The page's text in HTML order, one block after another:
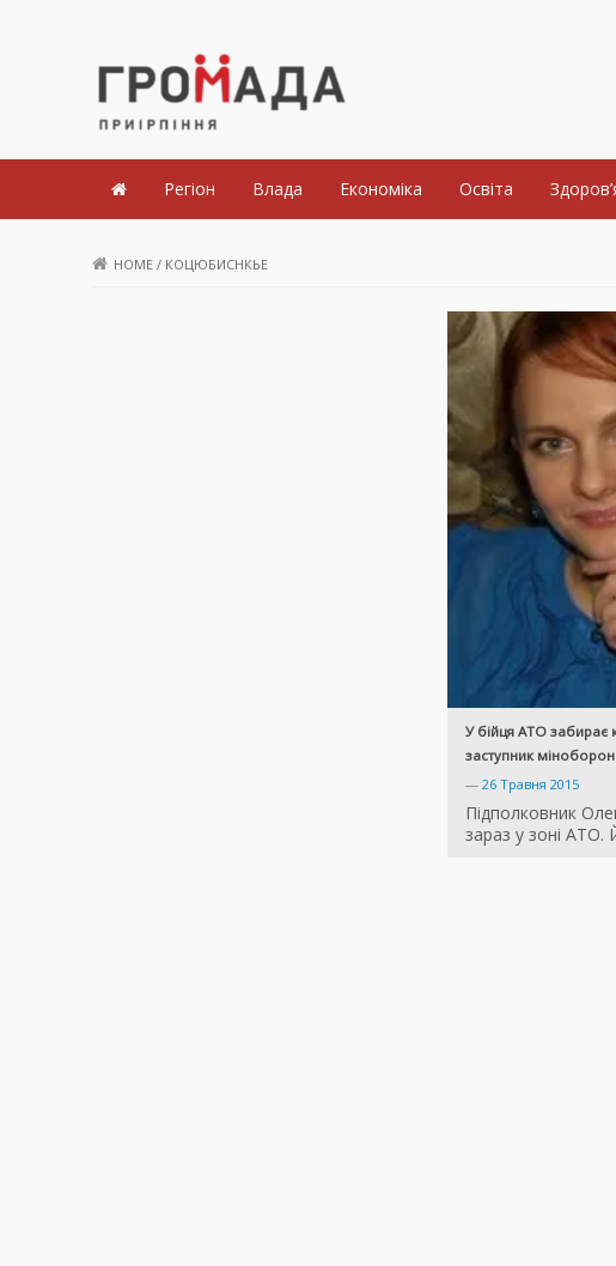
Громада Приірпіння
Регіон Влада Економіка Освіта
HOME / КОЦЮБИСНКЬЕ
У бійця АТО забирає
заступник
— 26 Травня 2015
Підполковник
зараз у зоні АТО.